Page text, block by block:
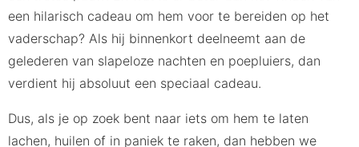
een hilarisch cadeau om hem voor te bereiden op het
vaderschap? Als hij binnenkort deelneemt aan de
gelederen van slapeloze nachten en poepluiers, dan
verdient hij absoluut een speciaal cadeau.
Dus, als je op zoek bent naar iets om hem te laten
lachen, huilen of in paniek te raken, dan hebben we